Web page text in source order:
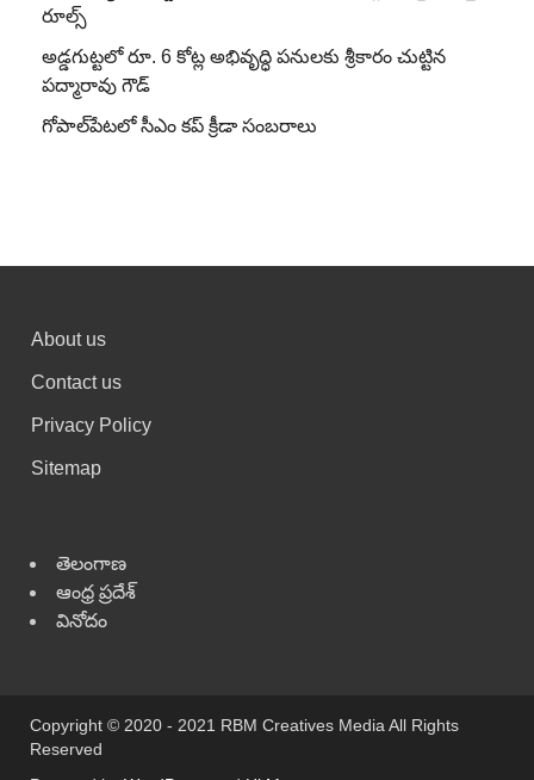
రూల్స్
అడ్డగుట్టలో రూ. 6 కోట్ల అభివృద్ధి పనులకు శ్రీకారం చుట్టిన
పద్మారావు గౌడ్
గోపాల్‌పేటలో సీఎం కప్ క్రీడా సంబరాలు
About us
Contact us
Privacy Policy
Sitemap
తెలంగాణ
ఆంధ్ర ప్రదేశ్
వినోదం
Copyright © 2020 - 2021 RBM Creatives Media All Rights
Reserved